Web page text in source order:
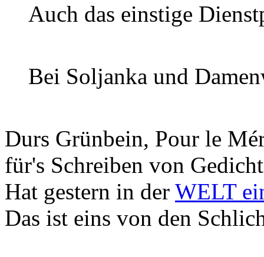
Auch das einstige
Bei Soljanka und
Durs Grünbein, Pour le
für's Schreiben von
Hat gestern in der WELT
Das ist eins von den